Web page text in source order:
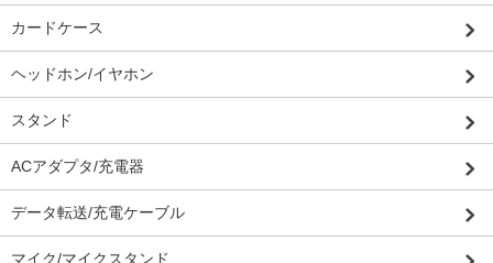
カードケース
ヘッドホン/イヤホン
スタンド
ACアダプタ/充電器
データ転送/充電ケーブル
マイク/マイクスタンド